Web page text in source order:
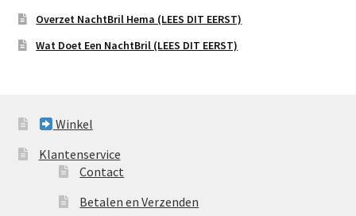
Overzet NachtBril Hema (LEES DIT EERST)
Wat Doet Een NachtBril (LEES DIT EERST)
Winkel
Klantenservice
Contact
Betalen en Verzenden